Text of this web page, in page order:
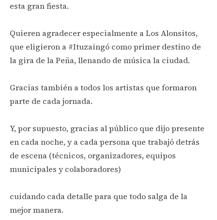
esta gran fiesta.
Quieren agradecer especialmente a Los Alonsitos,
que eligieron a #Ituzaingó como primer destino de
la gira de la Peña, llenando de música la ciudad.
Gracias también a todos los artistas que formaron
parte de cada jornada.
Y, por supuesto, gracias al público que dijo presente
en cada noche, y a cada persona que trabajó detrás
de escena (técnicos, organizadores, equipos
municipales y colaboradores)
cuidando cada detalle para que todo salga de la
mejor manera.